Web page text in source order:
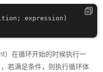
; expression )
）在循环开始的时候执行一
若满足条件，则执行循环体